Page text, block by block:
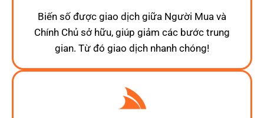
Biến số được giao dịch giữa Người Mua và
Chính Chủ sở hữu, giúp giảm các bước trung
gian. Từ đó giao dịch nhanh chóng!